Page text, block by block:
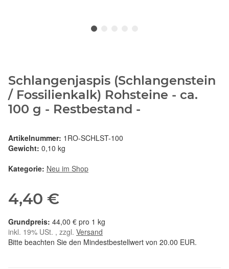
Schlangenjaspis (Schlangenstein
/ Fossilienkalk) Rohsteine - ca.
100 g - Restbestand -
Artikelnummer: 1RO-SCHLST-100
Gewicht: 0,10 kg
Kategorie: Neu im Shop
4,40 €
44,00 € pro 1 kg
inkl. 19% USt. , zzgl. Versand
Bitte beachten Sie den Mindestbestellwert von 20.00 EUR.